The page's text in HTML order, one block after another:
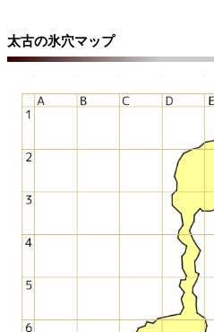
太古の氷穴マップ